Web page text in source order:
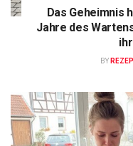
Das Geheimnis
Jahre des
BY